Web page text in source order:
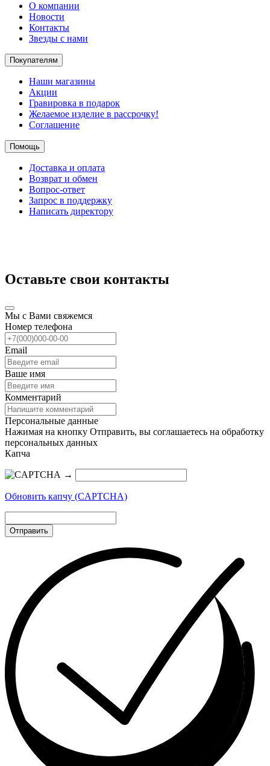
О компании
Новости
Контакты
Звезды с нами
Покупателям
Наши магазины
Акции
Гравировка в подарок
Желаемое изделие в рассрочку!
Соглашение
Помощь
Доставка и оплата
Возврат и обмен
Вопрос-ответ
Запрос в поддержку
Написать директору
Оставьте свои контакты
Мы с Вами свяжемся
Номер телефона
Email
Ваше имя
Комментарий
Персональные данные
Нажимая на кнопку Отправить, вы соглашаетесь на обработку
персональных данных
Капча
→
Обновить капчу (CAPTCHA)
Отправить